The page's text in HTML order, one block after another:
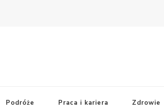
Podróże Praca i kariera Zdrowie